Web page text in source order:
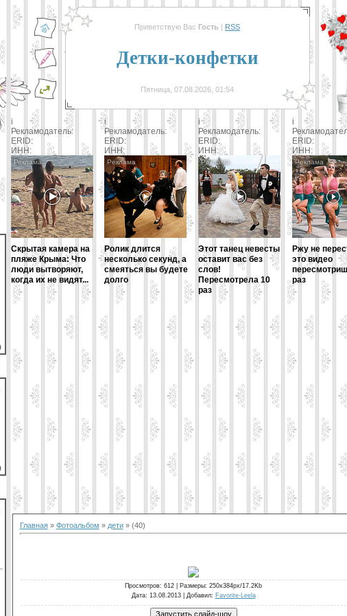
Приветствую Вас Гость | RSS
Детки-конфетки
Пятница, 07.08.2026, 01:54
i
Рекламодатель:
ERID:
ИНН:
Скрытая камера на
пляже Крыма: Что
люди вытворяют,
когда их не видят...
i
Рекламодатель:
ERID:
ИНН:
Ролик длится
несколько секунд, а
смеяться вы будете
долго
i
Рекламодатель:
ERID:
ИНН:
Этот танец невесты
оставит вас без
слов!
Пересмотрела 10
раз
i
ERID:
ИНН:
Ржу не
это видео
раз
Главная» Фотоальбом » дети » (40)
Просмотров: 612 | Размеры: 250x384px/17.2Kb
Дата
Добавил: Favorite-Leela